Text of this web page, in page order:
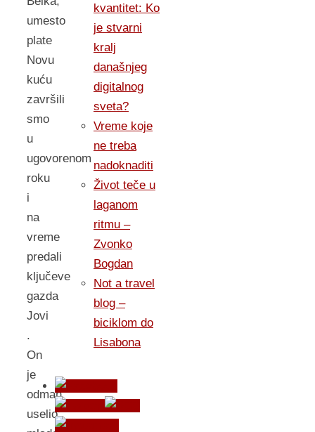
umesto
plate
Novu
kuću
završili
smo
u
ugovorenom
roku
i
na
vreme
predali
ključeve
gazda
Jovi
.
On
je
odmah
uselio
kvantitet: Ko
je stvarni
kralj
današnjeg
digitalnog
sveta?
Vreme koje
ne treba
nadoknaditi
Život teče u
laganom
ritmu –
Zvonko
Bogdan
Not a travel
blog –
biciklom do
Lisabona